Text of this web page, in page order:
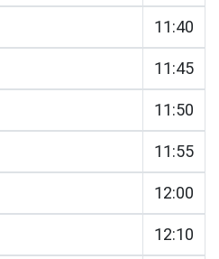
11:40
11:45
11:50
11:55
12:00
12:10